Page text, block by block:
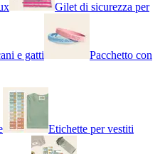
Gilet di sicurezza per
e gatti
Pacchetto con
Etichette per vestiti